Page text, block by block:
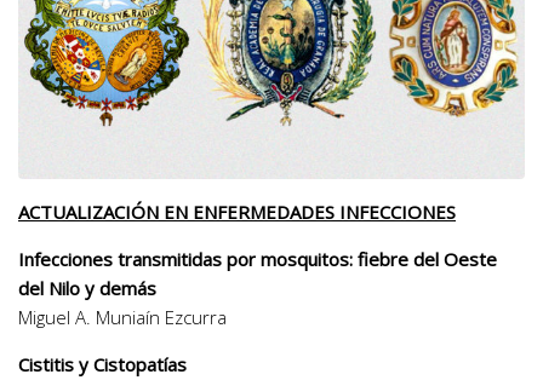
ACTUALIZACIÓN EN ENFERMEDADES INFECCIONES
Infecciones transmitidas por mosquitos: fiebre del Oeste
del Nilo y demás
Miguel A. Muniaín Ezcurra
Cistitis y Cistopatías